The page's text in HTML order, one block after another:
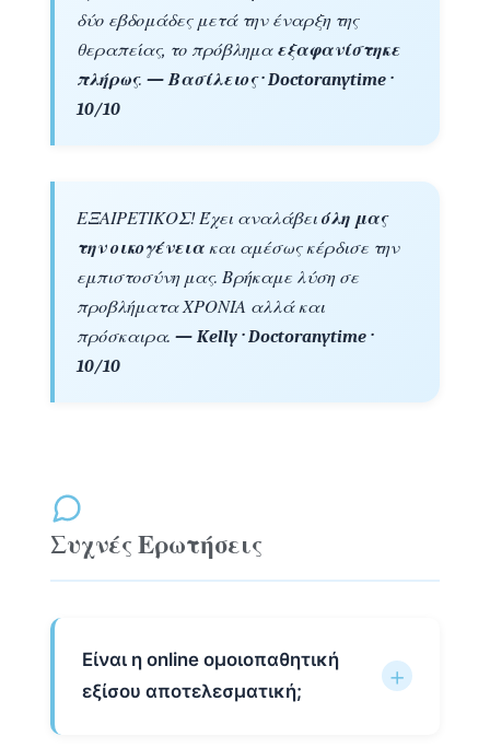
δύο εβδομάδες μετά την έναρξη της
θεραπείας, το πρόβλημα εξαφανίστηκε
πλήρως.— Βασίλειος · Doctoranytime ·
10/10
ΕΞΑΙΡΕΤΙΚΟΣ! Έχει αναλάβειόλη μας
την οικογένεια και αμέσως κέρδισε την
εμπιστοσύνη μας. Βρήκαμε λύση σε
προβλήματα ΧΡΟΝΙΑ αλλά και
πρόσκαιρα.— Kelly · Doctoranytime ·
10/10
Συχνές Ερωτήσεις
Είναι η online ομοιοπαθητική
εξίσου αποτελεσματική;